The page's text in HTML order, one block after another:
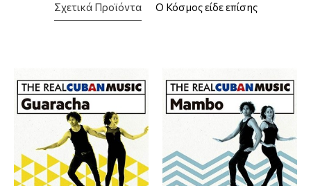
Σχετικά Προϊόντα Ο Κόσμος είδε επίσης